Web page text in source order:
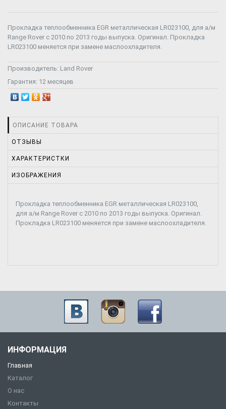
Прокладка теплообменника EGR металлическая LR023100, для а/м
Range Rover с 2010 по 2013 годы выпуска. Оригинал. Прокладка
LR023100 меняется при замене маслоохладителя.
Производитель: Land Rover
Гарантия: 12 месяцев
ОПИСАНИЕ ТОВАРА
ОТЗЫВЫ
ХАРАКТЕРИСТКИ
ИЗОБРАЖЕНИЯ
Прокладка теплообменника EGR металлическая LR023100,
для а/м Range Rover с 2010 по 2013 годы выпуска. Оригинал.
Прокладка LR023100 меняется при замене маслоохладителя.
ИНФОРМАЦИЯ
Главная
Каталог
О нас
Контакты